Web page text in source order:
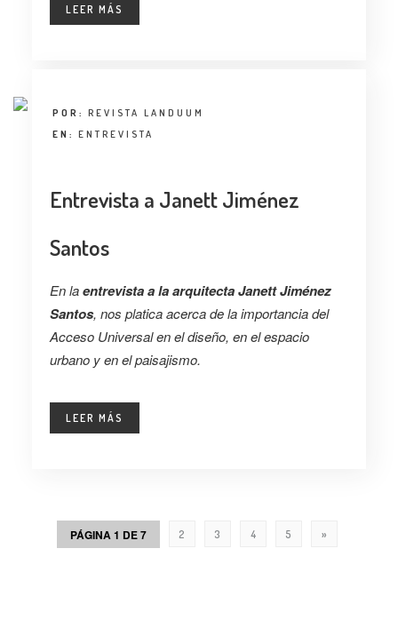
LEER MÁS
POR: REVISTA LANDUUM
EN: ENTREVISTA
Entrevista a Janett Jiménez
Santos
En laentrevista a la arquitecta Janett Jiménez
Santos, nos platica acerca de la importancia del
Acceso Universal en el diseño, en el espacio
urbano y en el paisajismo.
LEER MÁS
PÁGINA 1 DE 7 2 3 4 5 »